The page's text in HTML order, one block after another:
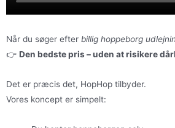
Når du søger efter billig hoppeborg
👉 Den bedste pris – uden at risikere
Det er præcis det, HopHop tilbyder.
Vores koncept er simpelt: